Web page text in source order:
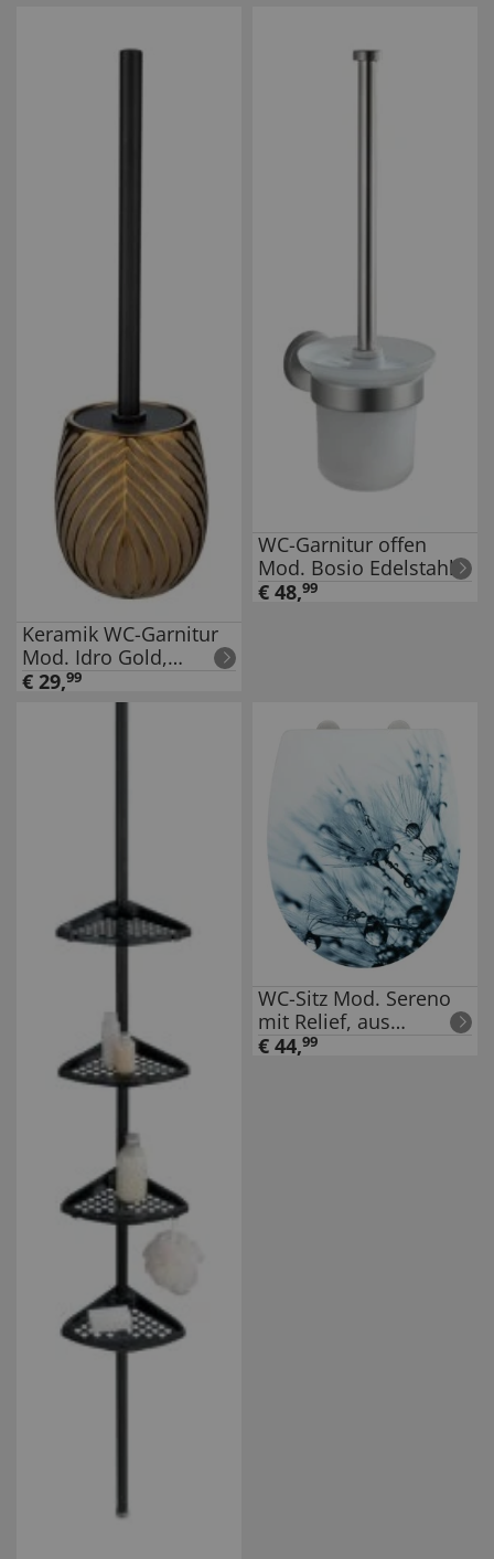
Keramik WC-Garnitur
Mod. Idro Gold,
schwungvolle Linien-
€ 29,99
WC-Garnitur offen
Mod. Bosio Edelstahl
matt, rostfrei
€ 48,99
WC-Sitz Mod. Sereno
mit Relief, aus
bruchstabilem
€ 44,99